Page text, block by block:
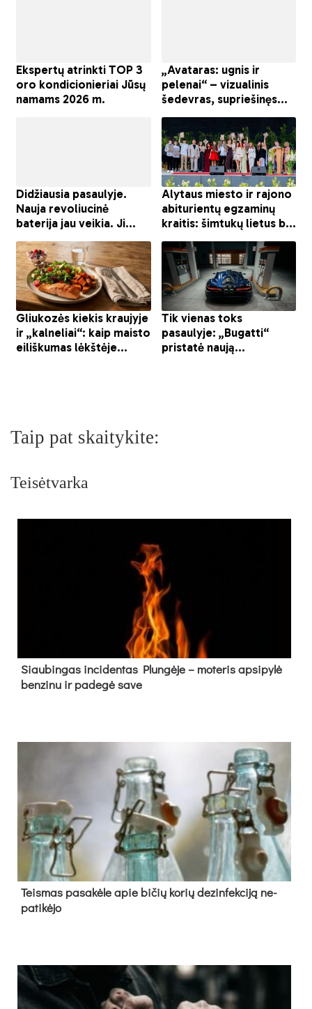
Taip pat skaitykite:
Teisėtvarka
Siau­bin­gas in­ci­den­tas Plun­gė­je – mo­te­ris ap­si­py­lė
ben­zi­nu ir pa­de­gė sa­ve
Teis­mas pa­sa­kė­le apie bi­čių ko­rių de­zin­fek­ci­ją ne­
pa­ti­kė­jo